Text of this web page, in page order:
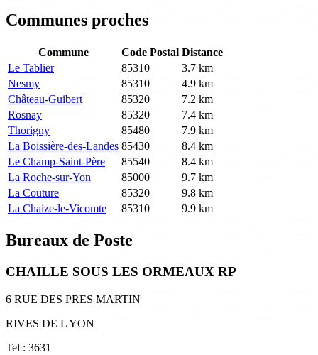
Communes proches
Commune Code Postal Distance
Le Tablier
85310
3.7 km
Nesmy
85310
4.9 km
Château-Guibert
85320
7.2 km
Rosnay
85320
7.4 km
Thorigny
85480
7.9 km
La Boissière-des-Landes 85430
8.4 km
Le Champ-Saint-Père
85540
8.4 km
La Roche-sur-Yon
85000
9.7 km
La Couture
85320
9.8 km
La Chaize-le-Vicomte
85310 9.9 km
Bureaux de Poste
CHAILLE SOUS LES ORMEAUX RP
6 RUE DES PRES MARTIN
RIVES DE L YON
Tel : 3631